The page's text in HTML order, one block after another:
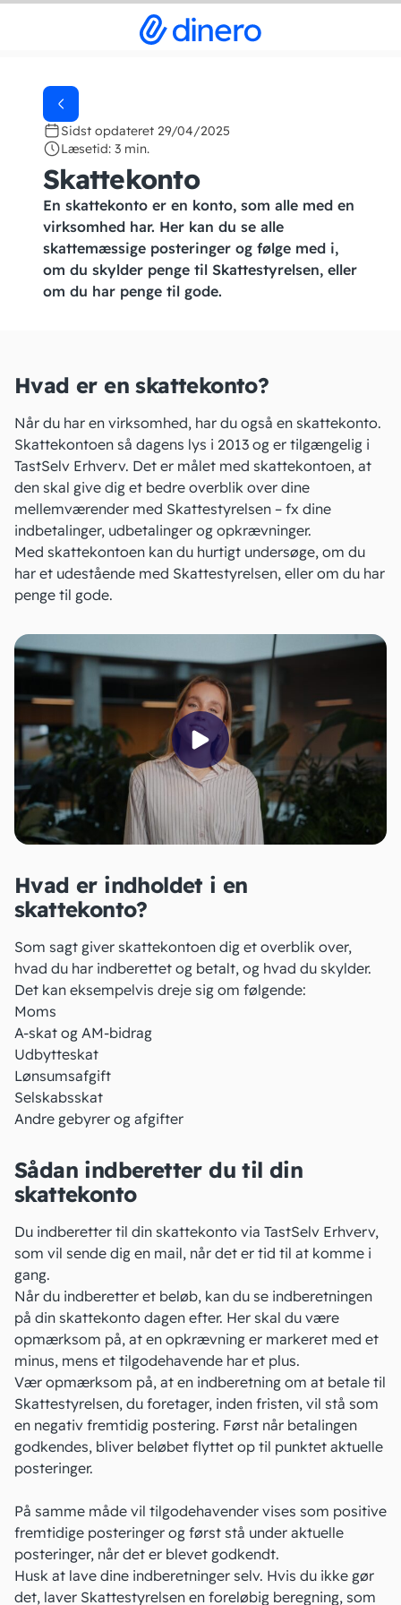
Sidst opdateret 29/04/2025
Læsetid: 3 min.
Skattekonto
En skattekonto er en konto, som alle med en
virksomhed har. Her kan du se alle
skattemæssige posteringer og følge med i,
om du skylder penge til Skattestyrelsen, eller
om du har penge til gode.
Hvad er en skattekonto?
Når du har en virksomhed, har du også en skattekonto.
Skattekontoen så dagens lys i 2013 og er tilgængelig i
TastSelv Erhverv. Det er målet med skattekontoen, at
den skal give dig et bedre overblik over dine
mellemværender med Skattestyrelsen – fx dine
indbetalinger, udbetalinger og opkrævninger.
Med skattekontoen kan du hurtigt undersøge, om du
har et udestående med Skattestyrelsen, eller om du har
penge til gode.
Hvad er indholdet i en
skattekonto?
Som sagt giver skattekontoen dig et overblik over,
hvad du har indberettet og betalt, og hvad du skylder.
Det kan eksempelvis dreje sig om følgende:
Moms
A-skat og AM-bidrag
Udbytteskat
Lønsumsafgift
Selskabsskat
Andre gebyrer og afgifter
Sådan indberetter du til din
skattekonto
Du indberetter til din skattekonto via TastSelv Erhverv,
som vil sende dig en mail, når det er tid til at komme i
gang.
Når du indberetter et beløb, kan du se indberetningen
på din skattekonto dagen efter. Her skal du være
opmærksom på, at en opkrævning er markeret med et
minus, mens et tilgodehavende har et plus.
Vær opmærksom på, at en indberetning om at betale til
Skattestyrelsen, du foretager, inden fristen, vil stå som
en negativ fremtidig postering. Først når betalingen
godkendes, bliver beløbet flyttet op til punktet aktuelle
posteringer.
På samme måde vil tilgodehavender vises som positive
fremtidige posteringer og først stå under aktuelle
posteringer, når det er blevet godkendt.
Husk at lave dine indberetninger selv. Hvis du ikke gør
det, laver Skattestyrelsen en foreløbig beregning, som